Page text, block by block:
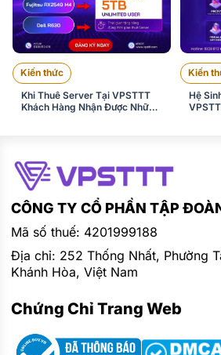
Kiến thức
Khi Thuê Server Tại VPSTTT
Khách Hàng Nhận Được Những
Kiến
Hệ
CÔNG TY CỔ PHẦN TẬP
Mã số thuế: 4201999188
Địa chỉ: 252 Thống Nhất, Phường
Khánh Hòa, Việt Nam
Chứng Chỉ Trang Web